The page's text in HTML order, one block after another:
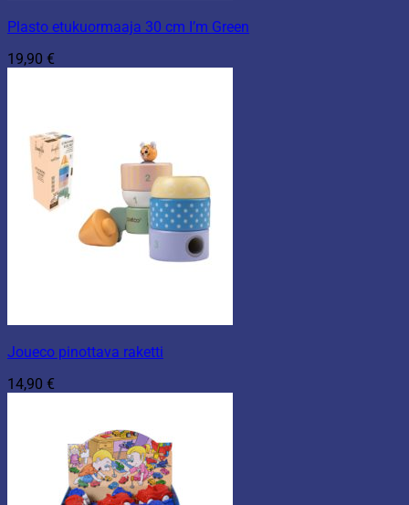
Plasto etukuormaaja 30 cm I’m Green
19,90 €
Joueco pinottava raketti
14,90 €